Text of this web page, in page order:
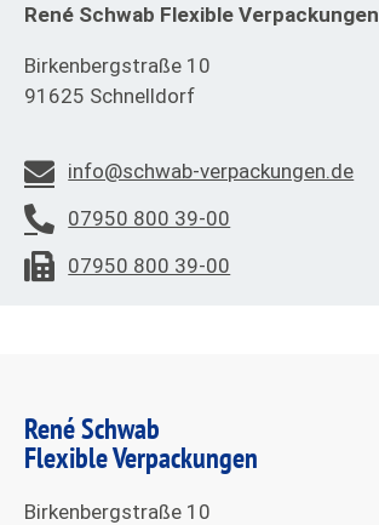
René Schwab Flexible Verpackungen
Birkenbergstraße 10
91625 Schnelldorf
info@schwab-verpackungen.de
07950 800 39-00
07950 800 39-00
René Schwab
Flexible Verpackungen
Birkenbergstraße 10